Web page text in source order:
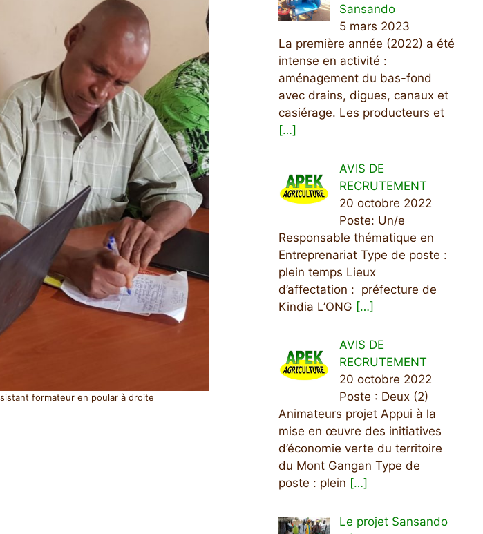
formateur en poular à droite
Sansando
5 mars 2023
La première année (2022) a été
intense en activité :
aménagement du bas-fond
avec drains, digues, canaux et
casiérage. Les producteurs et
[…]
AVIS DE
RECRUTEMENT
20 octobre 2022
Poste: Un/e
Responsable thématique en
Entreprenariat Type de poste :
plein temps Lieux
d’affectation : préfecture de
Kindia L’ONG […]
AVIS DE
RECRUTEMENT
20 octobre 2022
Poste : Deux (2)
Animateurs projet Appui à la
mise en œuvre des initiatives
d’économie verte du territoire
du Mont Gangan Type de
poste : plein […]
Le projet Sansando